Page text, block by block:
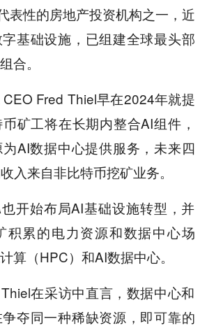
表性的房地产投资机构之一，近
基础设施，已组建全球最头部
合。
Fred Thiel早在2024年就提
矿工将在长期内整合AI组件，
AI数据中心提供服务，未来四
入来自非比特币挖矿业务。
开始布局AI基础设施转型，并
积累的电力资源和数据中心场
算（HPC）和AI数据中心。
在采访中直言，数据中心和
夺同一种稀缺资源，即可靠的